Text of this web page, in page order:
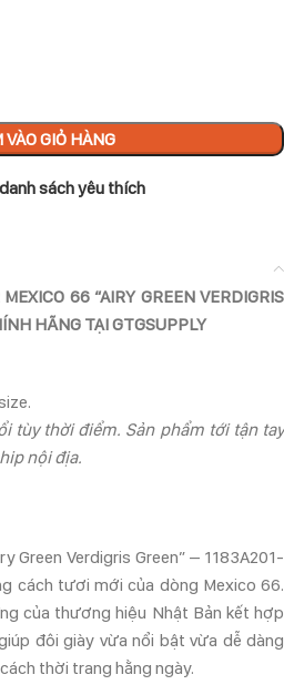
VÀO GIỎ HÀNG
sách yêu thích
66 “AIRY GREEN VERDIGRIS
HÃNG TẠI GTGSUPPLY
tùy thời điểm. Sản phẩm tới tận tay
nội địa.
Green Verdigris Green” – 1183A201-
cách tươi mới của dòng Mexico 66.
của thương hiệu Nhật Bản kết hợp
đôi giày vừa nổi bật vừa dễ dàng
thời trang hằng ngày.